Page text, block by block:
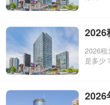
2026租
是多少？